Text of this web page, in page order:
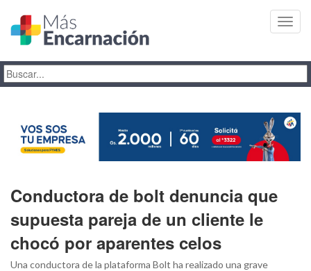
Conductora de bolt denuncia que
supuesta pareja de un cliente le
chocó por aparentes celos
Una conductora de la plataforma Bolt ha realizado una grave